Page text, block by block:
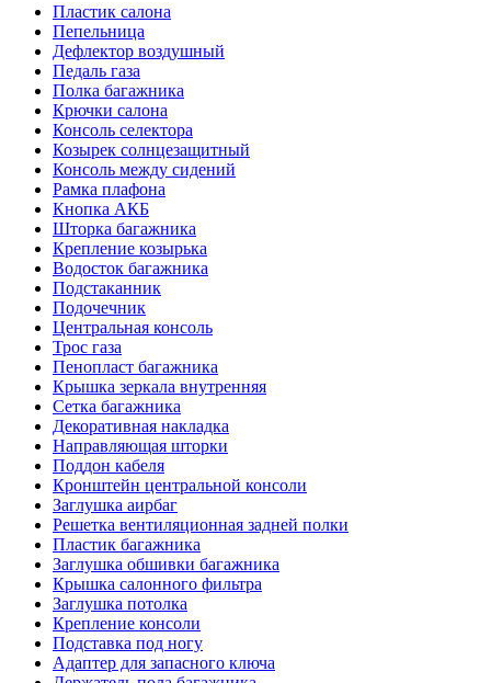
Пластик салона
Пепельница
Дефлектор воздушный
Педаль газа
Полка багажника
Крючки салона
Консоль селектора
Козырек солнцезащитный
Консоль между сидений
Рамка плафона
Кнопка АКБ
Шторка багажника
Крепление козырька
Водосток багажника
Подстаканник
Подочечник
Центральная консоль
Трос газа
Пенопласт багажника
Крышка зеркала внутренняя
Сетка багажника
Декоративная накладка
Направляющая шторки
Поддон кабеля
Кронштейн центральной консоли
Заглушка аирбаг
Решетка вентиляционная задней полки
Пластик багажника
Заглушка обшивки багажника
Крышка салонного фильтра
Заглушка потолка
Крепление консоли
Подставка под ногу
Адаптер для запасного ключа